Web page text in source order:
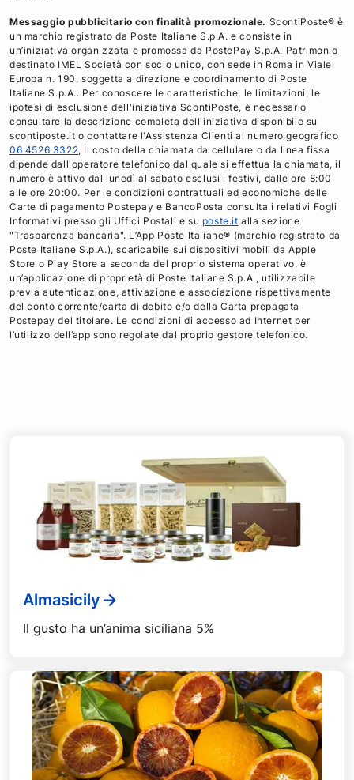
Messaggio pubblicitario con finalità promozionale. ScontiPoste® è
un marchio registrato da Poste Italiane S.p.A. e consiste in
un’iniziativa organizzata e promossa da PostePay S.p.A. Patrimonio
destinato IMEL Società con socio unico, con sede in Roma in Viale
Europa n. 190, soggetta a direzione e coordinamento di Poste
Italiane S.p.A.. Per conoscere le caratteristiche, le limitazioni, le
ipotesi di esclusione dell'iniziativa ScontiPoste, è necessario
consultare la descrizione completa dell'iniziativa disponibile su
scontiposte.it o contattare l'Assistenza Clienti al numero geografico
06 4526 3322, Il costo della chiamata da cellulare o da linea fissa
dipende dall'operatore telefonico dal quale si effettua la chiamata, il
numero è attivo dal lunedì al sabato esclusi i festivi, dalle ore 8:00
alle ore 20:00. Per le condizioni contrattuali ed economiche delle
Carte di pagamento Postepay e BancoPosta consulta i relativi Fogli
Informativi presso gli Uffici Postali e su poste.it alla sezione
"Trasparenza bancaria". L’App Poste Italiane® (marchio registrato da
Poste Italiane S.p.A.), scaricabile sui dispositivi mobili da Apple
Store o Play Store a seconda del proprio sistema operativo, è
un’applicazione di proprietà di Poste Italiane S.p.A., utilizzabile
previa autenticazione, attivazione e associazione rispettivamente
del conto corrente/carta di debito e/o della Carta prepagata
Postepay del titolare. Le condizioni di accesso ad Internet per
l’utilizzo dell’app sono regolate dal proprio gestore telefonico.
Almasicily
Il gusto ha un’anima siciliana 5%